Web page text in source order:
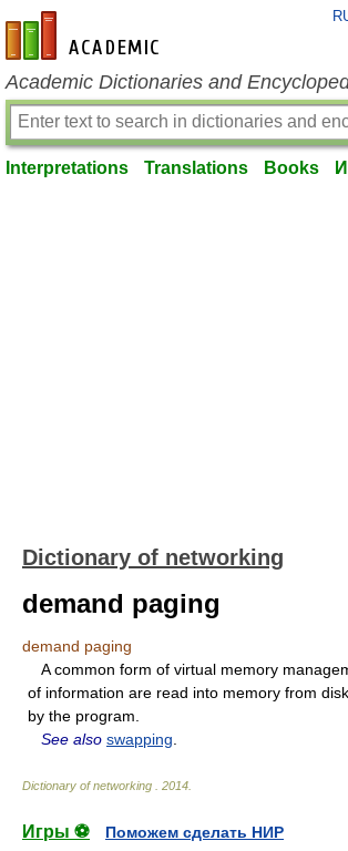
en-academic.com
Academic Dictionaries and
Interpretations Translations Books
Dictionary of networking
demand paging
demand paging
A common form of virtual memory
of information are read into memory from
by the program.
See also swapping
Dictionary of networking 2014
Игры ⚽
Поможем сделать НИР